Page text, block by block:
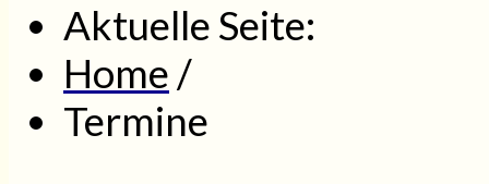
Aktuelle Seite:
Home /
Termine